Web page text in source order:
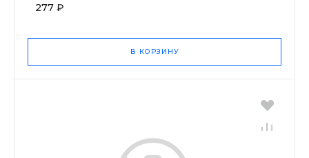
277 ₽
В КОРЗИНУ